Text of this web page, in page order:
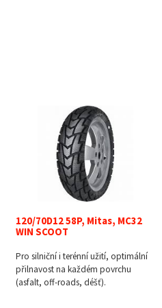
120/70D12 58P, Mitas, MC32
WIN SCOOT
Pro silniční i terénní užití, optimální
přilnavost na každém povrchu
(asfalt, off-roads, déšť).